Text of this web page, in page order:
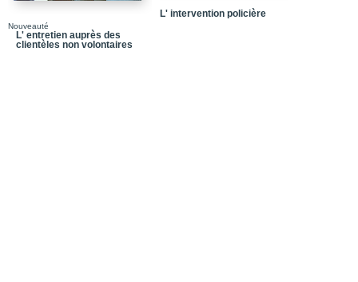
Nouveauté
L' entretien auprès des
clientèles non volontaires
L' intervention policière